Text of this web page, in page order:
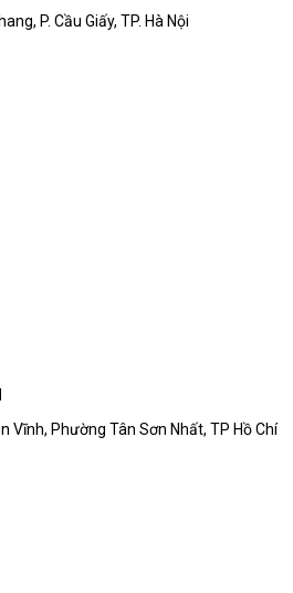
P. Cầu Giấy, TP. Hà Nội
Vĩnh, Phường Tân Sơn Nhất, TP Hồ Chí